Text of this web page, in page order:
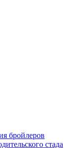
бройлеров
стада